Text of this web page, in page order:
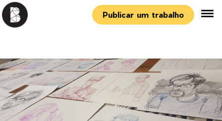
Publicar um trabalho